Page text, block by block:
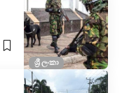
ශ්‍රී ලංකා